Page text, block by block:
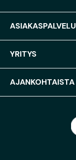
ASIAKASPALVELU
YRITYS
AJANKOHTAISTA